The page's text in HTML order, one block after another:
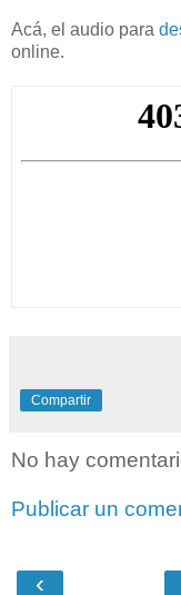
Acá, el audio para
online.
Compartir
No hay
Publicar un
‹